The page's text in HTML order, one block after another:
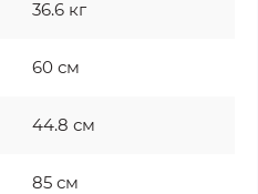
36.6 кг
60 см
44.8 см
85 см